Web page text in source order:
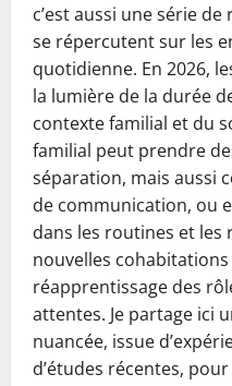
c’est aussi une série
se répercutent sur les
quotidienne. En 2026,
la lumière de la durée
contexte familial et du
familial peut prendre
séparation, mais aussi
de communication, ou
dans les routines et les
nouvelles
réapprentissage des
attentes. Je partage ici
nuancée, issue
d’études récentes,